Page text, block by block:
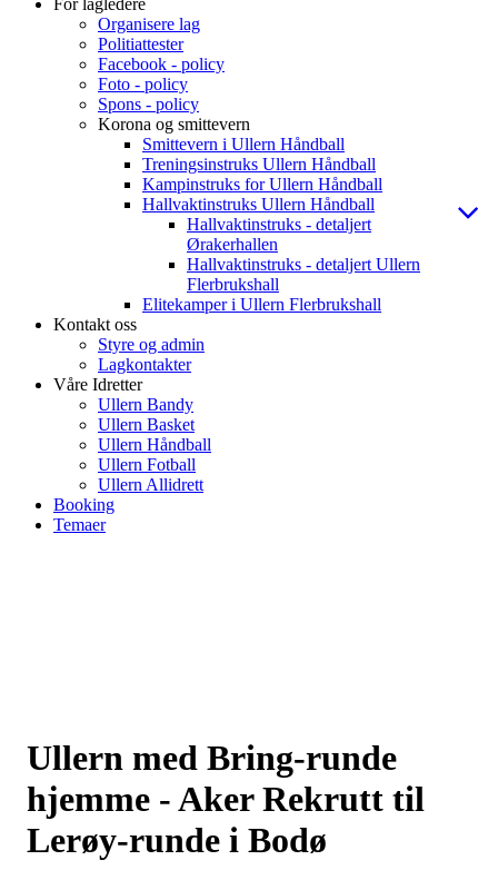
For lagledere
Organisere lag
Politiattester
Facebook - policy
Foto - policy
Spons - policy
Korona og smittevern
Smittevern i Ullern Håndball
Treningsinstruks Ullern Håndball
Kampinstruks for Ullern Håndball
Hallvaktinstruks Ullern Håndball
Hallvaktinstruks - detaljert
Ørakerhallen
Hallvaktinstruks - detaljert Ullern
Flerbrukshall
Elitekamper i Ullern Flerbrukshall
Kontakt oss
Styre og admin
Lagkontakter
Våre Idretter
Ullern Bandy
Ullern Basket
Ullern Håndball
Ullern Fotball
Ullern Allidrett
Booking
Temaer
Ullern med Bring-runde
hjemme - Aker Rekrutt til
Lerøy-runde i Bodø